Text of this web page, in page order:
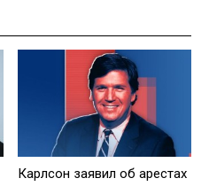
Карлсон заявил об арестах